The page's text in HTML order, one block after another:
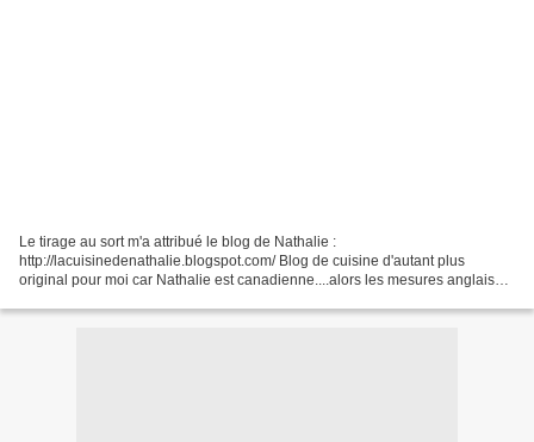
Le tirage au sort m'a attribué le blog de Nathalie :
http://lacuisinedenathalie.blogspot.com/ Blog de cuisine d'autant plus
original pour moi car Nathalie est canadienne....alors les mesures anglaises,